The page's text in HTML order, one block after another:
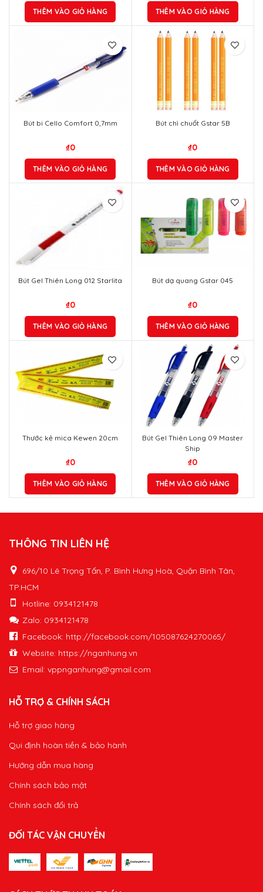
THÊM VÀO GIỎ HÀNG THÊM VÀO GIỎ HÀNG
Bút bi Cello Comfort 0,7mm
₫0
THÊM VÀO GIỎ HÀNG
Bút chì chuốt Gstar 5B
₫0
THÊM VÀO GIỎ HÀNG
Bút Gel Thiên Long 012 Starlita
₫0
THÊM VÀO GIỎ HÀNG
Bút dạ quang Gstar 045
₫0
THÊM VÀO GIỎ HÀNG
Thước kẻ mica Kewen 20cm
₫0
THÊM VÀO GIỎ HÀNG
Bút Gel Thiên Long 09 Master
Ship
₫0
THÊM VÀO GIỎ HÀNG
THÔNG TIN LIÊN HỆ
696/10 Lê Trọng Tấn, P. Bình Hưng Hoà, Quận Bình Tân,
TP.HCM
Hotline: 0934121478
Zalo: 0934121478
Facebook: http://facebook.com/105087624270065/
Website: https://nganhung.vn
Email: vppnganhung@gmail.com
HỖ TRỢ & CHÍNH SÁCH
Hỗ trợ giao hàng
Qui định hoàn tiền & bảo hành
Hướng dẫn mua hàng
Chính sách bảo mật
Chính sách đổi trả
ĐỐI TÁC VẬN CHUYỂN